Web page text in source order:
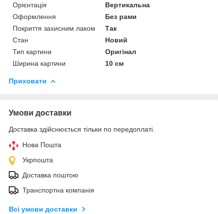
Орієнтація
Вертикальна
Оформлення
Без рами
Покриття захисним лаком
Так
Стан
Новий
Тип картини
Оригінал
Ширина картини
10 см
Приховати
Умови доставки
Доставка здійснюється тільки по передоплаті.
Нова Пошта
Укрпошта
Доставка поштою
Транспортна компанія
Всі умови доставки